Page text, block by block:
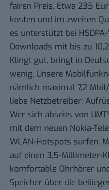
fairen Preis. Etwa 235
kosten und im zweiten
es unterstützt bei
Downloads mit bis zu
Klingt gut, bringt in
wenig. Unsere
nämlich maximal 7,2
liebe Netzbetreiber:
Wer sich abseits von
mit dem neuen Nokia-
WLAN-Hotspots surfen.
auf einen 3,5-Millimeter-
komfortable Ohrhörer
Speicher über die